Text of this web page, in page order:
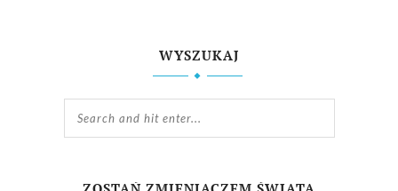
WYSZUKAJ